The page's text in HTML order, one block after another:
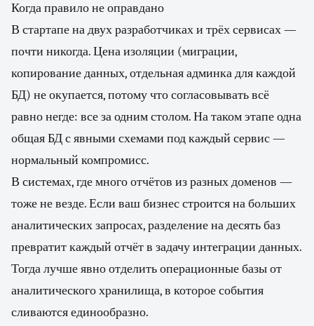
Когда правило не оправдано
В стартапе на двух разработчиках и трёх сервисах —
почти никогда. Цена изоляции (миграции,
копирование данных, отдельная админка для каждой
БД) не окупается, потому что согласовывать всё
равно негде: все за одним столом. На таком этапе одна
общая БД с явными схемами под каждый сервис —
нормальный компромисс.
В системах, где много отчётов из разных доменов —
тоже не везде. Если ваш бизнес строится на больших
аналитических запросах, разделение на десять баз
превратит каждый отчёт в задачу интеграции данных.
Тогда лучше явно отделить операционные базы от
аналитического хранилища, в которое события
сливаются единообразно.